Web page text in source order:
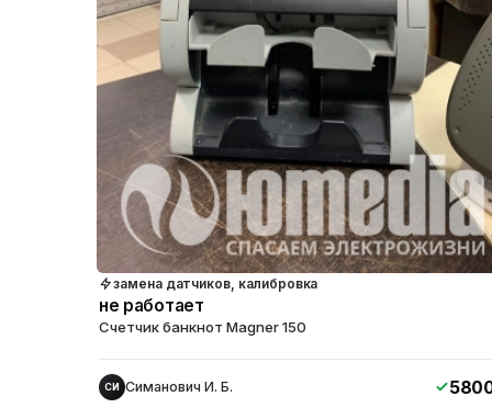
замена датчиков, калибровка
не работает
Счетчик банкнот Magner 150
СИ Симанович И. Б.